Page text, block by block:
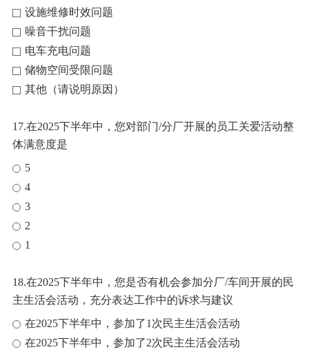
设施维修时效问题
噪音干扰问题
电车充电问题
储物空间受限问题
其他（请说明原因）
17.在2025下半年中，您对部门/分厂开展的员工关爱活动整
体满意度是
5
4
3
2
1
18.在2025下半年中，您是否有机会参加分厂/车间开展的民
主生活会活动，充分表达工作中的诉求与建议
在2025下半年中，参加了1次民主生活会活动
在2025下半年中，参加了2次民主生活会活动